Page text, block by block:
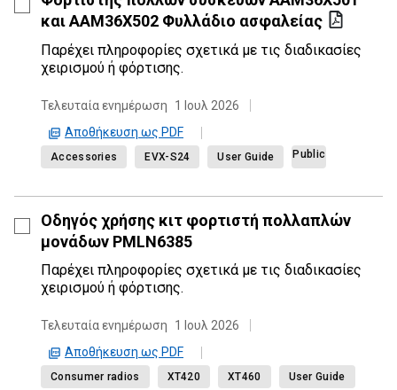
και AAM36X502 Φυλλάδιο ασφαλείας
Παρέχει πληροφορίες σχετικά με τις διαδικασίες
χειρισμού ή φόρτισης.
Τελευταία ενημέρωση
1 Ιουλ 2026
Αποθήκευση ως PDF
Accessories EVX-S24 User Guide Public
Οδηγός χρήσης κιτ φορτιστή πολλαπλών
μονάδων PMLN6385
Παρέχει πληροφορίες σχετικά με τις διαδικασίες
χειρισμού ή φόρτισης.
Τελευταία ενημέρωση
1 Ιουλ 2026
Αποθήκευση ως PDF
Consumer radios XT420 XT460
User Guide